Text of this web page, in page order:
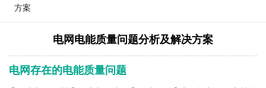
方案
电网电能质量问题分析及解决方案
电网存在的电能质量问题